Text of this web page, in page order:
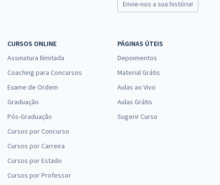
Envie-nos a sua história!
CURSOS ONLINE
Assinatura Ilimitada
Coaching para Concursos
Exame de Ordem
Graduação
Pós-Graduação
Cursos por Concurso
Cursos por Carreira
Cursos por Estado
Cursos por Professor
PÁGINAS ÚTEIS
Depoimentos
Material Grátis
Aulas ao Vivo
Aulas Grátis
Sugerir Curso